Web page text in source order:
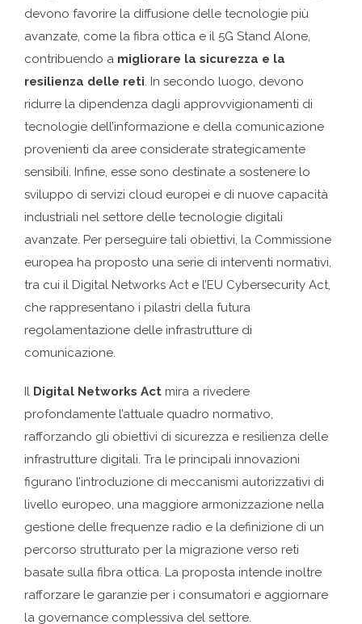
devono favorire la diffusione delle tecnologie più
avanzate, come la fibra ottica e il 5G Stand Alone,
contribuendo a migliorare la sicurezza e la
resilienza delle reti. In secondo luogo, devono
ridurre la dipendenza dagli approvvigionamenti di
tecnologie dell’informazione e della comunicazione
provenienti da aree considerate strategicamente
sensibili. Infine, esse sono destinate a sostenere lo
sviluppo di servizi cloud europei e di nuove capacità
industriali nel settore delle tecnologie digitali
avanzate. Per perseguire tali obiettivi, la Commissione
europea ha proposto una serie di interventi normativi,
tra cui il Digital Networks Act e l’EU Cybersecurity Act,
che rappresentano i pilastri della futura
regolamentazione delle infrastrutture di
comunicazione.
Il Digital Networks Act mira a rivedere
profondamente l’attuale quadro normativo,
rafforzando gli obiettivi di sicurezza e resilienza delle
infrastrutture digitali. Tra le principali innovazioni
figurano l’introduzione di meccanismi autorizzativi di
livello europeo, una maggiore armonizzazione nella
gestione delle frequenze radio e la definizione di un
percorso strutturato per la migrazione verso reti
basate sulla fibra ottica. La proposta intende inoltre
rafforzare le garanzie per i consumatori e aggiornare
la governance complessiva del settore.